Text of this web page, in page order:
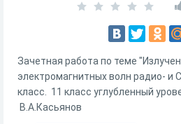
Зачетная работа по теме
электромагнитных волн радио- и
класс. 11 класс углубленный
В.А.Касьянов